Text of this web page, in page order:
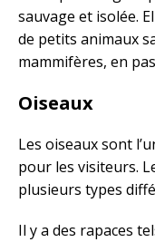
sauvage et isolée.
de petits animaux
mammifères, en
Oiseaux
Les oiseaux sont
pour les visiteurs.
plusieurs types
Il y a des rapaces